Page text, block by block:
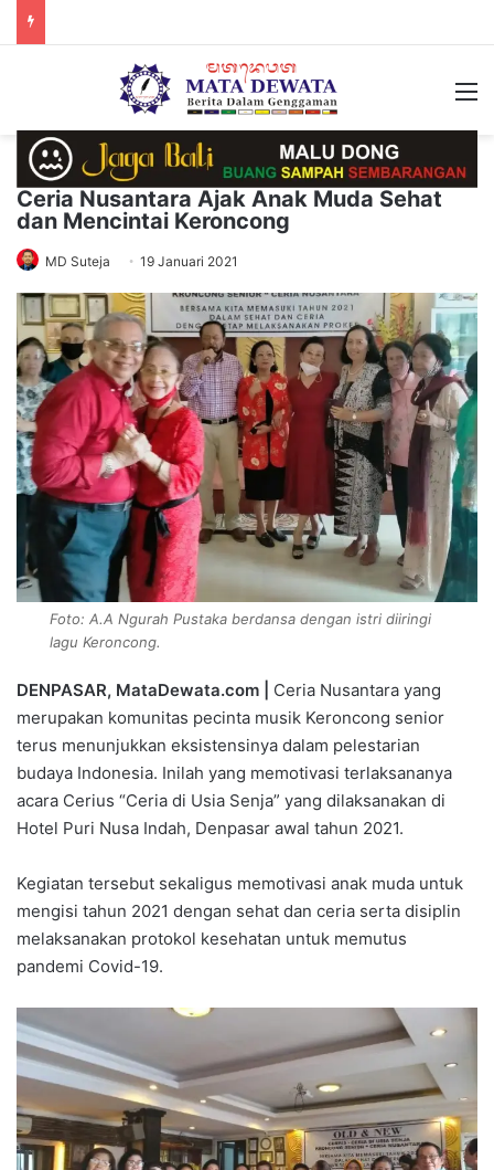
Ceria Nusantara Ajak Anak Muda Sehat
dan Mencintai Keroncong
MD Suteja 19 Januari 2021
Foto: A.A Ngurah Pustaka berdansa dengan istri diiringi
lagu Keroncong.
DENPASAR, MataDewata.com |
Ceria Nusantara yang
merupakan komunitas pecinta musik Keroncong senior
terus menunjukkan eksistensinya dalam pelestarian
budaya Indonesia. Inilah yang memotivasi terlaksananya
acara Cerius “Ceria di Usia Senja” yang dilaksanakan di
Hotel Puri Nusa Indah, Denpasar awal tahun 2021.
Kegiatan tersebut sekaligus memotivasi anak muda untuk
mengisi tahun 2021 dengan sehat dan ceria serta disiplin
melaksanakan protokol kesehatan untuk memutus
pandemi Covid-19.